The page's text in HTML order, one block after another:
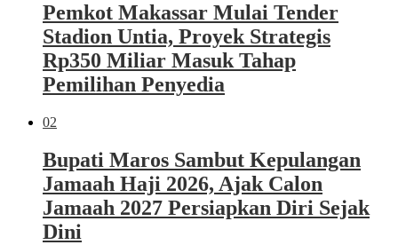
Pemkot Makassar Mulai Tender
Stadion Untia, Proyek Strategis
Rp350 Miliar Masuk Tahap
Pemilihan Penyedia
02
Bupati Maros Sambut Kepulangan
Jamaah Haji 2026, Ajak Calon
Jamaah 2027 Persiapkan Diri Sejak
Dini